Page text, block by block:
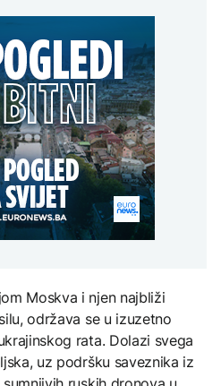
i Sindikat zajedno
na unapređenju
na radu i uslova
se povukao i
vijekovima
tajne: Od
do ratnih
Teheranom idu dobro,
požari u Španiji
pet puta veću
nego prošle
kraljevska
iz elektronskog
izdvaja zlato
Moskva i njen najbliži
održava se u izuzetno
rata. Dolazi svega
uz podršku saveznika iz